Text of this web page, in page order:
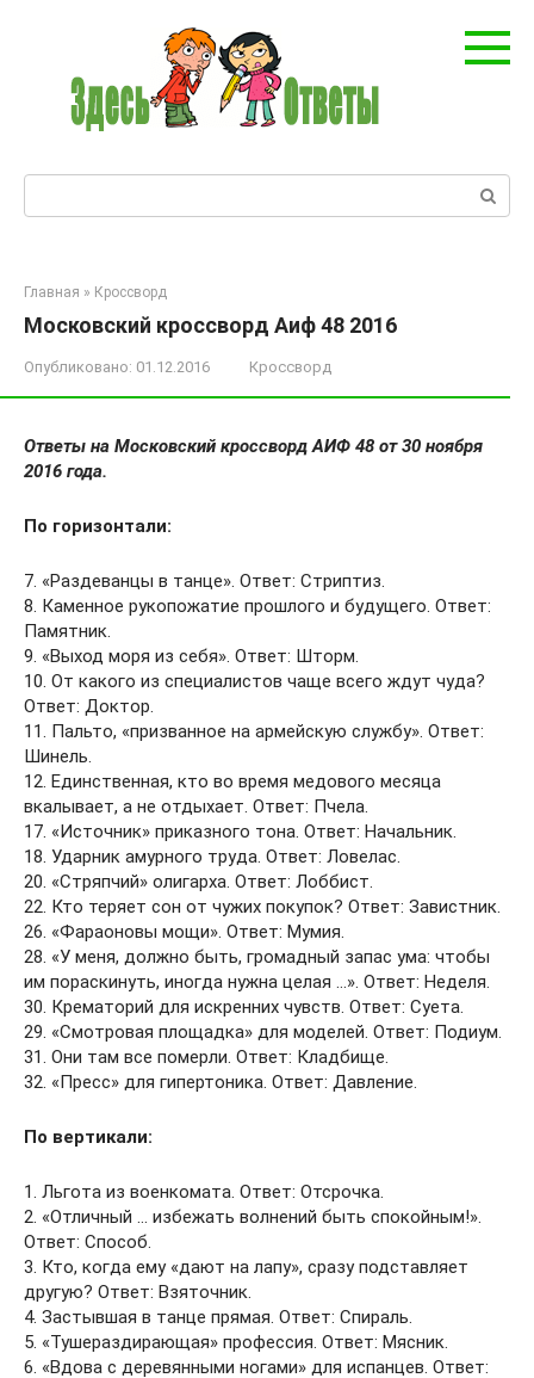
Поиск:
Главная » Кроссворд
Московский кроссворд Аиф 48 2016
Опубликовано: 01.12.2016 Кроссворд
Ответы на Московский кроссворд АИФ 48 от 30 ноября
2016 года.
По горизонтали:
7. «Раздеванцы в танце». Ответ: Стриптиз.
8. Каменное рукопожатие прошлого и будущего. Ответ:
Памятник.
9. «Выход моря из себя». Ответ: Шторм.
10. От какого из специалистов чаще всего ждут чуда?
Ответ: Доктор.
11. Пальто, «призванное на армейскую службу». Ответ:
Шинель.
12. Единственная, кто во время медового месяца
вкалывает, а не отдыхает. Ответ: Пчела.
17. «Источник» приказного тона. Ответ: Начальник.
18. Ударник амурного труда. Ответ: Ловелас.
20. «Стряпчий» олигарха. Ответ: Лоббист.
22. Кто теряет сон от чужих покупок? Ответ: Завистник.
26. «Фараоновы мощи». Ответ: Мумия.
28. «У меня, должно быть, громадный запас ума: чтобы
им пораскинуть, иногда нужна целая …». Ответ: Неделя.
30. Крематорий для искренних чувств. Ответ: Суета.
29. «Смотровая площадка» для моделей. Ответ: Подиум.
31. Они там все померли. Ответ: Кладбище.
32. «Пресс» для гипертоника. Ответ: Давление.
По вертикали:
1. Льгота из военкомата. Ответ: Отсрочка.
2. «Отличный … избежать волнений быть спокойным!».
Ответ: Способ.
3. Кто, когда ему «дают на лапу», сразу подставляет
другую? Ответ: Взяточник.
4. Застывшая в танце прямая. Ответ: Спираль.
5. «Тушераздирающая» профессия. Ответ: Мясник.
6. «Вдова с деревянными ногами» для испанцев. Ответ: